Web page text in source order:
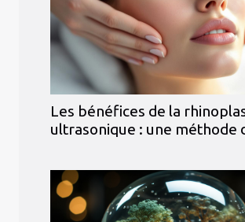
Les bénéfices de la
ultrasonique : une méthode